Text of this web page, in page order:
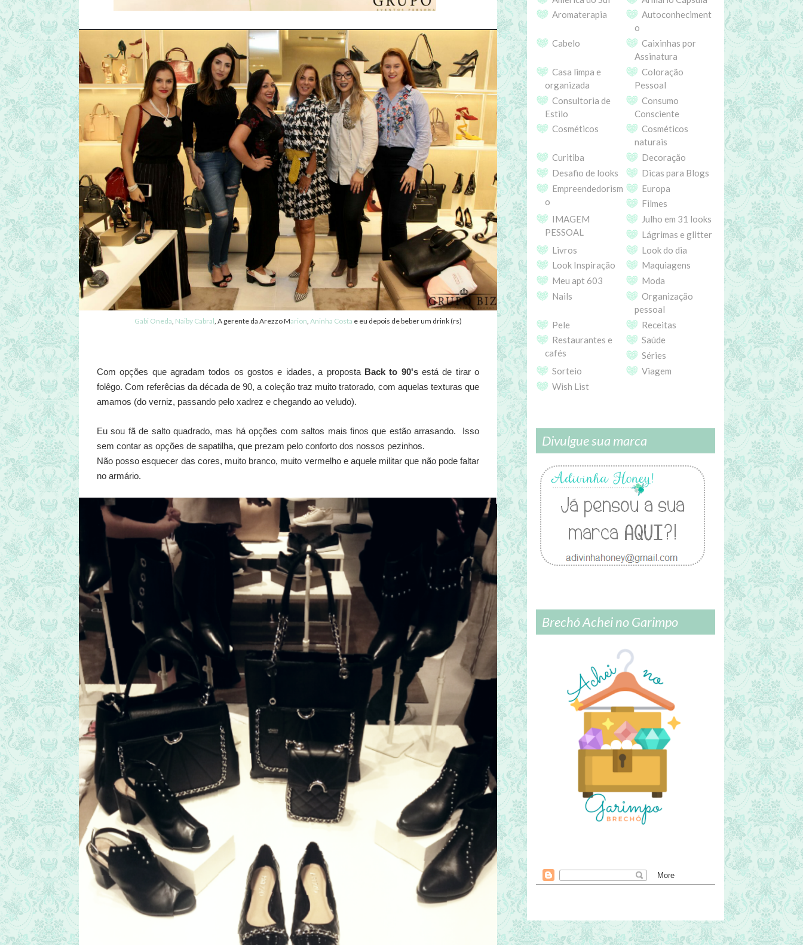
Gabi Oneda, Naiby Cabral, A gerente da Arezzo Marion, Aninha Costa e eu depois de beber um drink (rs)
Com opções que agradam todos os gostos e idades, a proposta Back to 90'sestá de tirar o
folêgo. Com referêcias da década de 90, a coleção traz muito tratorado, com aquelas texturas que
amamos (do verniz, passando pelo xadrez e chegando ao veludo).
Eu sou fã de salto quadrado, mas há opções com saltos mais finos que estão arrasando. Isso
sem contar as opções de sapatilha, que prezam pelo conforto dos nossos pezinhos.
Não posso esquecer das cores, muito branco, muito vermelho e aquele militar que não pode faltar
no armário.
Aromaterapia
Autoconheciment
o
Cabelo
Caixinhas por
Assinatura
Casa limpa e
organizada
Coloração
Pessoal
Consultoria de
Estilo
Consumo
Consciente
Cosméticos
Cosméticos
naturais
Curitiba
Decoração
Desafio de looks
Dicas para Blogs
Empreendedorism
o
Europa
Filmes
IMAGEM
PESSOAL
Julho em 31 looks
Lágrimas e glitter
Livros
Look do dia
Look Inspiração
Maquiagens
Meu apt 603
Moda
Nails
Organização
pessoal
Pele
Receitas
Restaurantes e
cafés
Saúde
Séries
Sorteio
Viagem
Wish List
Divulgue sua marca
Brechó Achei no Garimpo